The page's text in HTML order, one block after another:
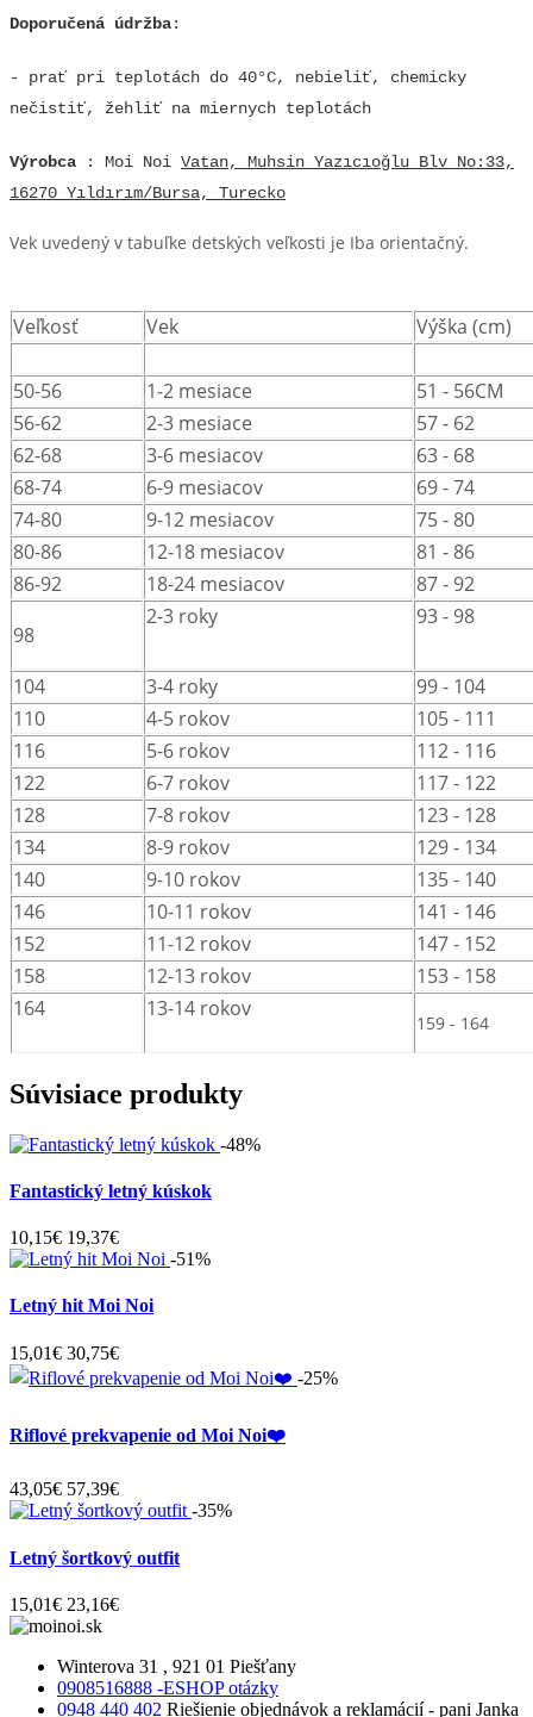
Doporučená údržba:
- prať pri teplotách do 40°C, nebieliť, chemicky
nečistiť, žehliť na miernych teplotách
Výrobca : Moi Noi Vatan, Muhsin Yazıcıoğlu Blv No:33,
16270 Yıldırım/Bursa, Turecko
Vek uvedený v tabuľke detských veľkosti je Iba orientačný.
Veľkosť Vek Výška (cm)
50-56 1-2 mesiace
51 - 56CM
56-62
2-3 mesiace
57 - 62
62-68
3-6 mesiacov
63 - 68
68-74
6-9 mesiacov
69 - 74
74-80
9-12 mesiacov
75 - 80
80-86
12-18 mesiacov
81 - 86
86-92
18-24 mesiacov
87 - 92
98
2-3 roky 93 - 98
104 3-4 roky
99 - 104
110
4-5 rokov
105 - 111
116
5-6 rokov
112 - 116
122
6-7 rokov
117 - 122
128
7-8 rokov
123 - 128
134
8-9 rokov
129 - 134
140
9-10 rokov
135 - 140
146
10-11 rokov
141 - 146
152
11-12 rokov
147 - 152
158
12-13 rokov
153 - 158
164
13-14 rokov
159 - 164
Súvisiace produkty
-48%
Fantastický letný kúskok
10,15€ 19,37€
-51%
Letný hit Moi Noi
15,01€ 30,75€
-25%
Riflové prekvapenie od Moi Noi❤️
43,05€ 57,39€
-35%
Letný šortkový outfit
15,01€ 23,16€
Winterova 31 , 921 01 Piešťany
0908516888 -ESHOP otázky
0948 440 402 Riešienie objednávok a reklamácií - pani Janka